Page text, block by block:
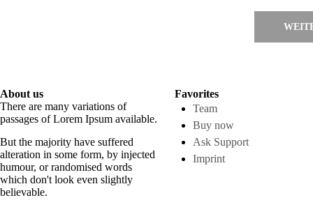
About us
There are many variations of
passages of Lorem Ipsum available.
But the majority have suffered
alteration in some form, by injected
humour, or randomised words
which don't look even slightly
believable.
Favorites
Team
Buy now
Ask Support
Imprint